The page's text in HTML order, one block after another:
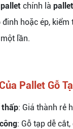
chính là
đinh hoặc ép,
lần.
Pallet Gỗ
thấp: Giá thành rẻ
: Gỗ tạp dễ